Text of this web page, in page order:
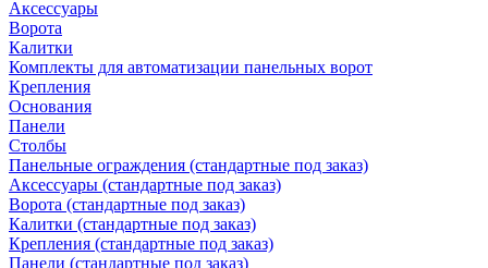
Аксессуары
Ворота
Калитки
Комплекты для автоматизации панельных ворот
Крепления
Основания
Панели
Столбы
Панельные ограждения (стандартные под заказ)
Аксессуары (стандартные под заказ)
Ворота (стандартные под заказ)
Калитки (стандартные под заказ)
Крепления (стандартные под заказ)
Панели (стандартные под заказ)